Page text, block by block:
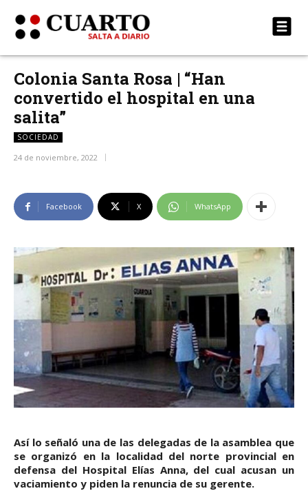
Colonia Santa Rosa | “Han
convertido el hospital en una
salita”
SOCIEDAD
24 de noviembre, 2022
Facebook X WhatsApp
Así lo señaló una de las delegadas de la asamblea que
se organizó en la localidad del norte provincial en
defensa del Hospital Elías Anna, del cual acusan un
vaciamiento y piden la renuncia de su gerente.